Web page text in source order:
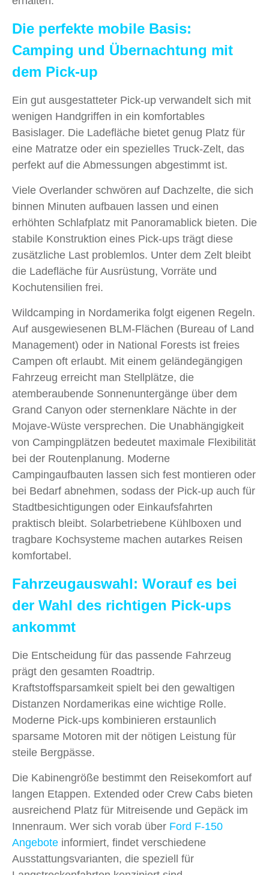
Die perfekte mobile Basis:
Camping und Übernachtung mit
dem Pick-up
Ein gut ausgestatteter Pick-up verwandelt sich mit
wenigen Handgriffen in ein komfortables
Basislager. Die Ladefläche bietet genug Platz für
eine Matratze oder ein spezielles Truck-Zelt, das
perfekt auf die Abmessungen abgestimmt ist.
Viele Overlander schwören auf Dachzelte, die sich
binnen Minuten aufbauen lassen und einen
erhöhten Schlafplatz mit Panoramablick bieten. Die
stabile Konstruktion eines Pick-ups trägt diese
zusätzliche Last problemlos. Unter dem Zelt bleibt
die Ladefläche für Ausrüstung, Vorräte und
Kochutensilien frei.
Wildcamping in Nordamerika folgt eigenen Regeln.
Auf ausgewiesenen BLM-Flächen (Bureau of Land
Management) oder in National Forests ist freies
Campen oft erlaubt. Mit einem geländegängigen
Fahrzeug erreicht man Stellplätze, die
atemberaubende Sonnenuntergänge über dem
Grand Canyon oder sternenklare Nächte in der
Mojave-Wüste versprechen. Die Unabhängigkeit
von Campingplätzen bedeutet maximale Flexibilität
bei der Routenplanung. Moderne
Campingaufbauten lassen sich fest montieren oder
bei Bedarf abnehmen, sodass der Pick-up auch für
Stadtbesichtigungen oder Einkaufsfahrten
praktisch bleibt. Solarbetriebene Kühlboxen und
tragbare Kochsysteme machen autarkes Reisen
komfortabel.
Fahrzeugauswahl: Worauf es bei
der Wahl des richtigen Pick-ups
ankommt
Die Entscheidung für das passende Fahrzeug
prägt den gesamten Roadtrip.
Kraftstoffsparsamkeit spielt bei den gewaltigen
Distanzen Nordamerikas eine wichtige Rolle.
Moderne Pick-ups kombinieren erstaunlich
sparsame Motoren mit der nötigen Leistung für
steile Bergpässe.
Die Kabinengröße bestimmt den Reisekomfort auf
langen Etappen. Extended oder Crew Cabs bieten
ausreichend Platz für Mitreisende und Gepäck im
Innenraum. Wer sich vorab über Ford F-150
Angebote informiert, findet verschiedene
Ausstattungsvarianten, die speziell für